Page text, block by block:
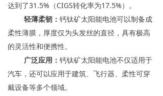
达到了31.5%（CIGS转化率为17.5%）。
轻薄柔韧： 钙钛矿太阳能电池可以制备成
柔性薄膜，厚度仅为头发丝的直径，具有极高
的灵活性和便携性。
广泛应用： 钙钛矿太阳能电池不仅适用于
汽车，还可以应用于建筑、飞行器、柔性可穿
戴设备等多个领域。